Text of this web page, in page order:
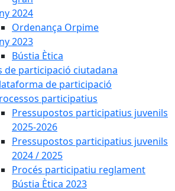
2024
Ordenança Orpime
2023
Bústia Ètica
de participació ciutadana
de participació
participatius
Pressupostos participatius juvenils
2025-2026
Pressupostos participatius juvenils
2024 / 2025
Procés participatiu reglament
Bústia Ètica 2023